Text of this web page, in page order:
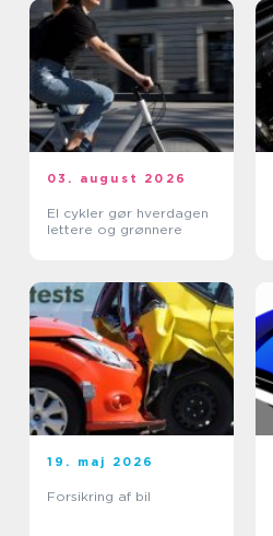
03. august 2026
El cykler gør hverdagen
lettere og grønnere
19. maj 2026
Forsikring af bil